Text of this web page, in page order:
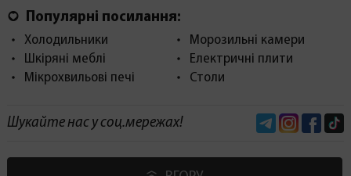
Популярні посилання:
Холодильники
Шкіряні меблі
Мікрохвильові печі
Морозильні камери
Електричні плити
Столи
Шукайте нас у соц.мережах! TelegramInstagram